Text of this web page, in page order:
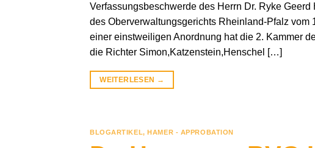
Verfassungsbeschwerde des Herrn Dr. Ryke
des Oberverwaltungsgerichts Rheinland-Pfalz vom
einer einstweiligen Anordnung hat die 2. Kammer
die Richter Simon,Katzenstein,Henschel […]
WEITERLESEN →
BLOGARTIKEL,HAMER - APPROBATION